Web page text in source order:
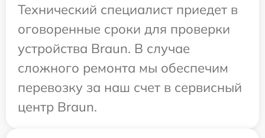
Технический специалист приедет в
оговоренные сроки для проверки
устройства Braun. В случае
сложного ремонта мы обеспечим
перевозку за наш счет в сервисный
центр Braun.